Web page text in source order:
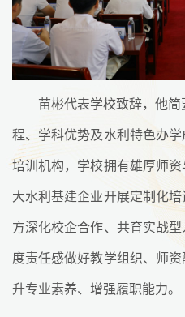
苗彬代表学校致辞，他
程、学科优势及水利特色办
培训机构，学校拥有雄厚师
大水利基建企业开展定制化
方深化校企合作、共育实战
度责任感做好教学组织、师
升专业素养、增强履职能力。